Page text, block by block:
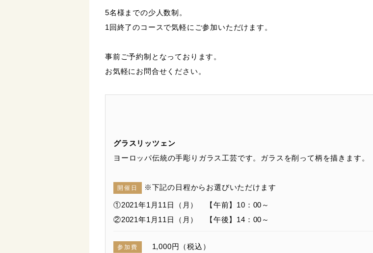
5名様までの少人数制。
1回終了のコースで気軽にご参加いただけます。
事前ご予約制となっております。
お気軽にお問合せください。
グラスリッツェン
ヨーロッパ伝統の手彫りガラス工芸です。ガラスを削って柄を描きます。
開催日 ※下記の日程からお選びいただけます
①2021年1月11日（月） 【午前】10：00～
②2021年1月11日（月） 【午後】14：00～
参加費 1,000円（税込）